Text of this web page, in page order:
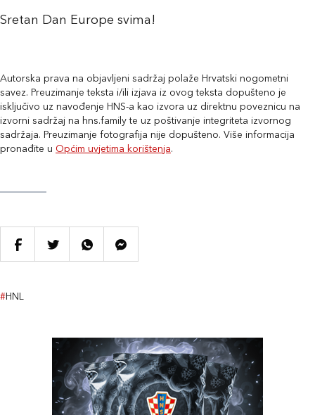
Sretan Dan Europe svima!
Autorska prava na objavljeni sadržaj polaže Hrvatski nogometni
savez. Preuzimanje teksta i/ili izjava iz ovog teksta dopušteno je
isključivo uz navođenje HNS-a kao izvora uz direktnu poveznicu na
izvorni sadržaj na hns.family te uz poštivanje integriteta izvornog
sadržaja. Preuzimanje fotografija nije dopušteno. Više informacija
pronađite u Općim uvjetima korištenja.
#HNL